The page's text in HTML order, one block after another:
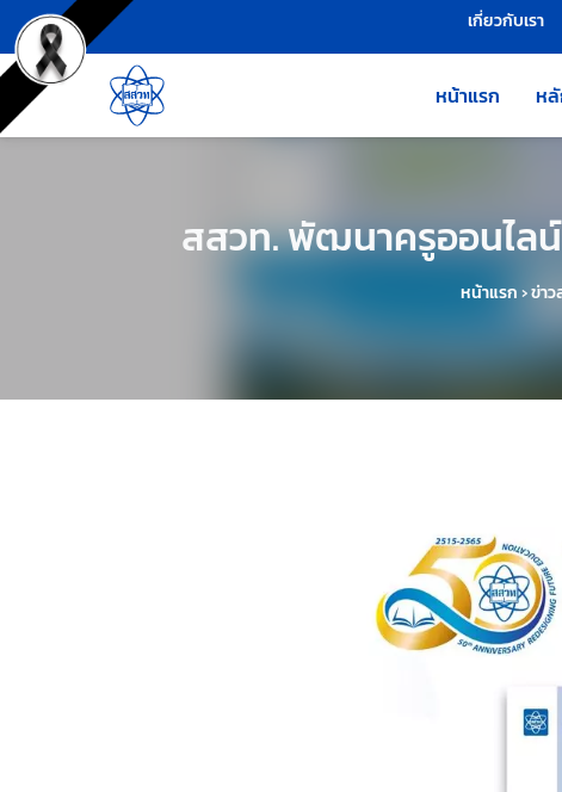
ข้ามไปยังเนื้อหาหลัก
เครื่องมือช่วยเหลือ เกี่ยวกับเรา
หน้าแรก ห
สสวท. พัฒนาครูออนไล
หน้าแรก›ข่าว